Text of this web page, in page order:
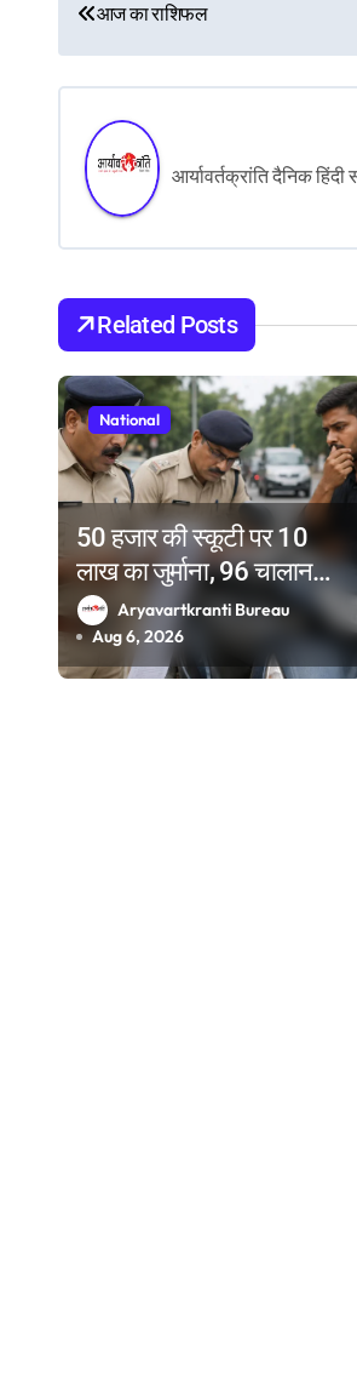
o
s
a
v
i
g
a
t
o
n
आज का राशिफल
आर्यावर्तक्रांति दैनिक
Related Posts
National
50 हजार की स्कूटी पर 10
लाख का जुर्माना, 96 चालान
पेंडिंग देख पुलिस के भी उड़े होश
Aryavartkranti Bureau
Aug 6, 2026